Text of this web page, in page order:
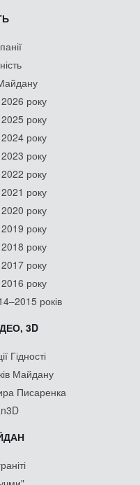
року
року
року
року
року
року
року
року
року
року
року
років
3D
Гідності
Майдану
Писаренка